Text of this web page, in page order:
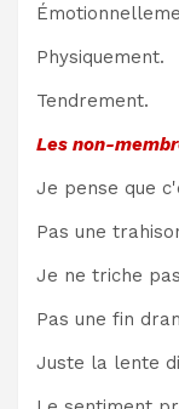
Physiquement.
Tendrement.
Les non-
Je pense que
Pas une
Je ne triche
Pas une fin
Juste la lente